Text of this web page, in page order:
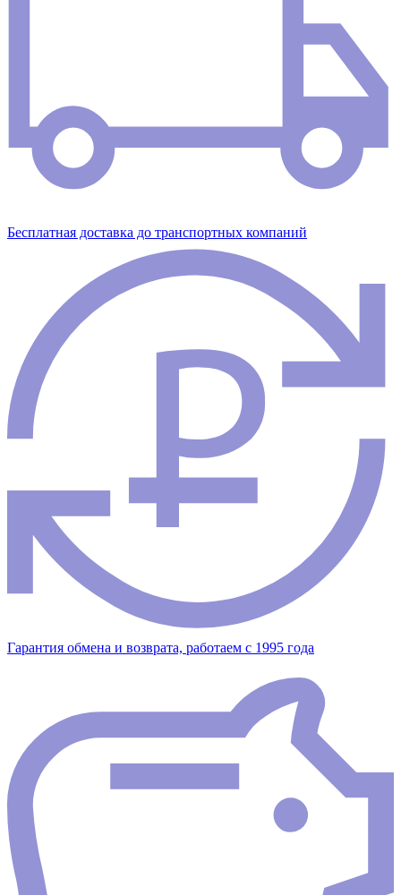
Бесплатная доставка до транспортных компаний
Гарантия обмена и возврата, работаем с 1995 года